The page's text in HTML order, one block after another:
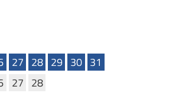
27 28 29 30 31
27 28